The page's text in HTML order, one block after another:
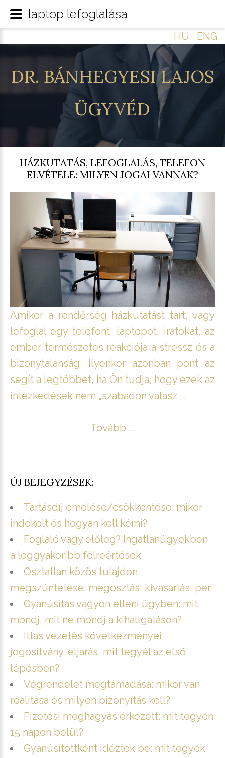
HU ENG
DR. BÁNHEGYESI LAJOS
ÜGYVÉD
HÁZKUTATÁS, LEFOGLALÁS, TELEFON
ELVÉTELE: MILYEN JOGAI VANNAK?
Amikor a rendőrség házkutatást tart, vagy
lefoglal egy telefont, laptopot, iratokat, az
ember természetes reakciója a stressz és a
bizonytalanság. Ilyenkor azonban pont az
segít a legtöbbet, ha Ön tudja, hogy ezek az
intézkedések nem „szabadon válasz ...
Tovább ...
ÚJ BEJEGYZÉSEK:
Tartásdíj emelése/csökkentése: mikor
indokolt és hogyan kell kérni?
Foglaló vagy előleg? Ingatlanügyekben
a leggyakoribb félreértések
Osztatlan közös tulajdon
megszüntetése: megosztás, kivásárlás, per
Gyanúsítás vagyon elleni ügyben: mit
mondj, mit ne mondj a kihallgatáson?
Ittas vezetés következményei:
jogosítvány, eljárás, mit tegyél az első
lépésben?
Végrendelet megtámadása: mikor van
realitása és milyen bizonyítás kell?
Fizetési meghagyás érkezett: mit tegyen
15 napon belül?
Gyanúsítottként idéztek be: mit tegyek
laptop lefoglalása